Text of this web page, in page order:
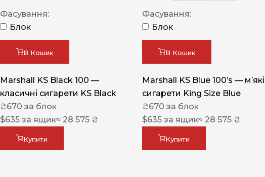
Leana
ASTRU
Фасування:
Блок
В Кошик
Marshall KS Black 100 —
класичні сигарети KS Black
₴670 за блок
$635 за ящик≈ 28 575 ₴
Купити
Фасування:
Блок
В Кошик
Marshall KS Blue 100’s — м’які
сигарети King Size Blue
₴670 за блок
$635 за ящик≈ 28 575 ₴
Купити